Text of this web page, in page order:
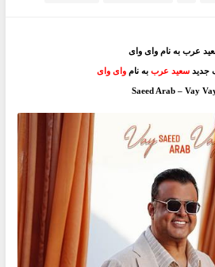
عرب به نام وای وای
جدیدسعید عرببه نام وای وای
Saeed Arab – Vay